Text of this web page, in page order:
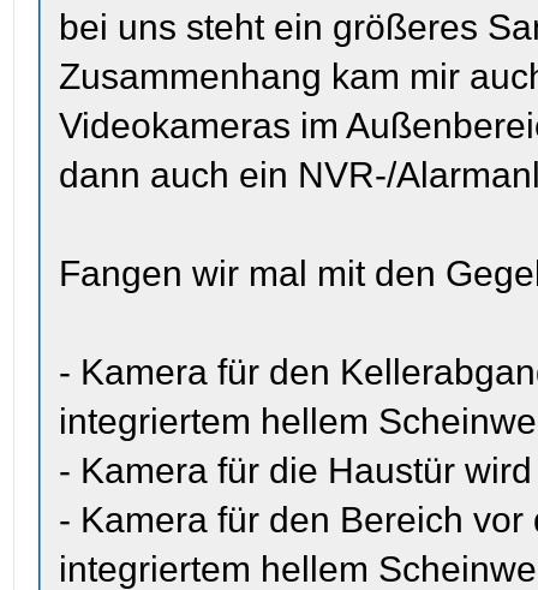
bei uns steht ein größeres
Zusammenhang kam mir
Videokameras im
dann auch ein NVR-/
Fangen wir mal mit den
- Kamera für den
integriertem hellem
- Kamera für die Haustür
- Kamera für den Bereich
integriertem hellem